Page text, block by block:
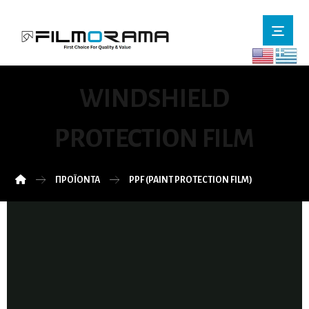
WINDSHIELD
PROTECTION FILM
ΠΡΟΪΌΝΤΑ PPF (PAINT PROTECTION FILM)